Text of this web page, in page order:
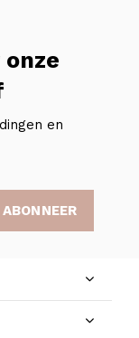
en
ABONNEER